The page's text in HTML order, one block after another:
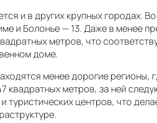
и в других крупных городах.
и Болонье — 13. Даже в менее
метров, что
доме.
менее дорогие регионы,
квадратных метров, за ней
туристических центров, что